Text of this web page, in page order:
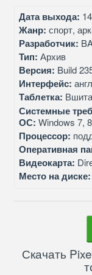
Дата выхода:
Жанр: спорт,
Разработчик:
Тип: Архив
Версия: Build
Интерфейс:
Таблетка: Вшита
Системные
ОС: Windows 7,
Процессор:
Оперативная
Видеокарта:
Место на диске:
Скачать